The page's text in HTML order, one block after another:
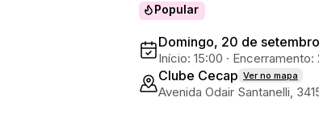
Popular
Domingo, 20 de
Início: 15:00 · Encerramento:
Clube Cecap Ver no mapa
Avenida Odair Santanelli,